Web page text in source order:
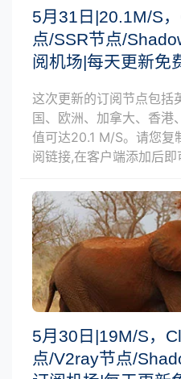
5月31日|20.1M/S
点/SSR节点/
阅机场|每天更新免
这次更新的订阅节点包括
国、欧洲、加拿大、香港
值可达20.1 M/S。请您
阅链接,在客户端添加后即
5月30日|19M/S，
点/V2ray节点/